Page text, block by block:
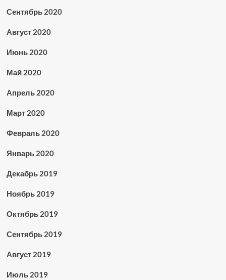
Сентябрь 2020
Август 2020
Июнь 2020
Май 2020
Апрель 2020
Март 2020
Февраль 2020
Январь 2020
Декабрь 2019
Ноябрь 2019
Октябрь 2019
Сентябрь 2019
Август 2019
Июль 2019